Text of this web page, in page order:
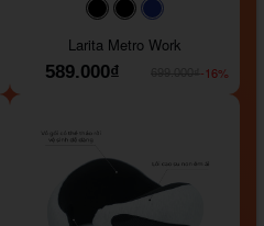
#000000#000000
Larita Metro Work
589.000₫
-16%